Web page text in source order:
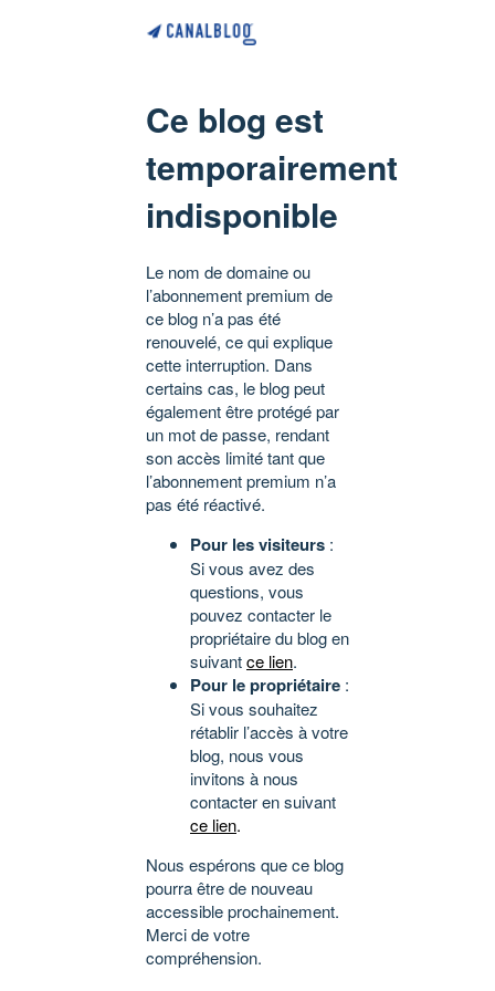
Ce blog est
temporairement
indisponible
Le nom de domaine ou
l’abonnement premium de
ce blog n’a pas été
renouvelé, ce qui explique
cette interruption. Dans
certains cas, le blog peut
également être protégé par
un mot de passe, rendant
son accès limité tant que
l’abonnement premium n’a
pas été réactivé.
Pour les visiteurs :
Si vous avez des
questions, vous
pouvez contacter le
propriétaire du blog en
suivantce lien.
Pour le propriétaire :
Si vous souhaitez
rétablir l’accès à votre
blog, nous vous
invitons à nous
contacter en suivant
ce lien.
Nous espérons que ce blog
pourra être de nouveau
accessible prochainement.
Merci de votre
compréhension.